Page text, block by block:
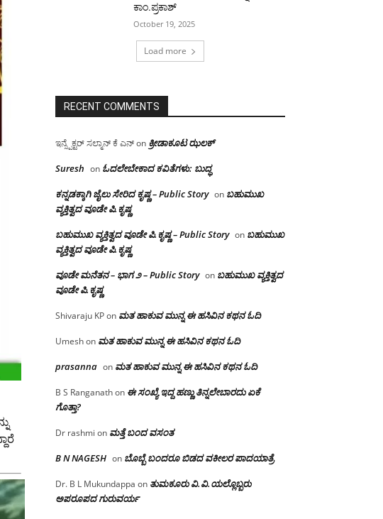
ಕಾಂ.ಪ್ರಕಾಶ್
October 19, 2025
Load more
RECENT COMMENTS
ಇನ್ಸ್ಪೆಕ್ಟರ್ ಸಲ್ಮಾನ್ ಕೆ ಎನ್on ಕ್ರೀಡಾಕೂಟ ಝಲಕ್
Suresh on ಓದಲೇಬೇಕಾದ‌ ಕವಿತೆಗಳು: ಬುದ್ಧ
ಕನ್ನಡಕ್ಕಾಗಿ ಜೈಲು ಸೇರಿದ ಕೃಷ್ಣ – Public Story on ಬಹುಮುಖ
ವ್ಯಕ್ತಿತ್ವದ ವೂಡೇ ಪಿ.ಕೃಷ್ಣ
ಬಹುಮುಖ ವ್ಯಕ್ತಿತ್ವದ ವೂಡೇ ಪಿ.ಕೃಷ್ಣ – Public Story on ಬಹುಮುಖ
ವ್ಯಕ್ತಿತ್ವದ ವೂಡೇ ಪಿ.ಕೃಷ್ಣ
ವೂಡೇ ಮನೆತನ – ಭಾಗ ೨ – Public Story on ಬಹುಮುಖ ವ್ಯಕ್ತಿತ್ವದ
ವೂಡೇ ಪಿ.ಕೃಷ್ಣ
Shivaraju KPon ಮತ ಹಾಕುವ ಮುನ್ನ ಈ ಹಸಿವಿನ ಕಥನ ಓದಿ
Umeshon ಮತ ಹಾಕುವ ಮುನ್ನ ಈ ಹಸಿವಿನ ಕಥನ ಓದಿ
prasanna on ಮತ ಹಾಕುವ ಮುನ್ನ ಈ ಹಸಿವಿನ ಕಥನ ಓದಿ
B S Ranganathon ಈ ಸಂಖ್ಯೆ ಇದ್ದ ಹಣ್ಣು ತಿನ್ನಲೇಬಾರದು ಏಕೆ
ಗೊತ್ತಾ?
Dr rashmi on ಮತ್ತೆ ಬಂದ ವಸಂತ
B N NAGESH on ಬೊಬ್ಬೆ ಬಂದರೂ ಬಿಡದ ವಕೀಲರ ಪಾದಯಾತ್ರೆ
Dr. B L Mukundappa on ತುಮಕೂರು‌ ವಿ.ವಿ.ಯಲ್ಲೊಬ್ಬರು
ಅಪರೂಪದ ಗುರುವರ್ಯ